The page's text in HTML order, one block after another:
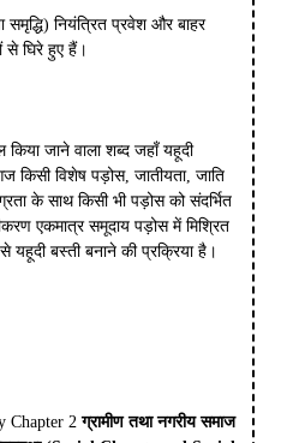
समृद्धि) नियंत्रित प्रवेश और बाहर
से घिरे हुए हैं।
जाने वाला शब्द जहाँ यहूदी
किसी विशेष पड़ोस, जातीयता, जाति
के साथ किसी भी पड़ोस को संदर्भित
एकमात्र समूदाय पड़ोस में मिश्रित
बस्ती बनाने की प्रक्रिया है।
Chapter 2ग्रामीण तथा नगरीय समाज